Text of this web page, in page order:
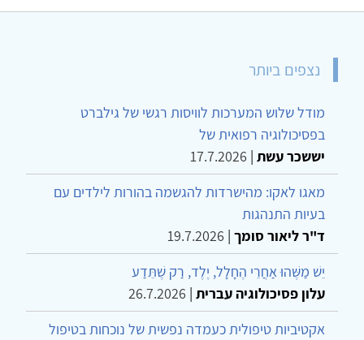
נצפים ביותר
מודל שלוש המערכות לוויסות רגשי של גילברט
בפסיכולוגיה רפואית של
יששכר עשת |
17.7.2026
מאגו לאקו: מהישרדות להגשמה בהורות לילדים עם
בעיות התנהגות
ד"ר ליאור סומך |
19.7.2026
יֵשׁ מַשֶּׁהוּ אַחֲרֵי הֶחָלָל, יֶלֶד, רַק שֶׁתֵּדַע
עלון פסיכולוגיה עברית |
26.7.2026
אקטיביות טיפולית כעמדה נפשית של נוכחות בטיפול